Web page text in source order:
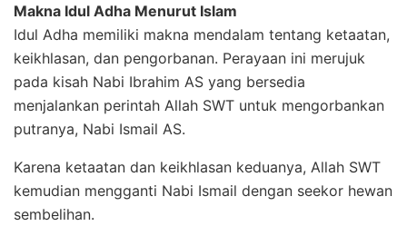
Makna Idul Adha Menurut Islam
Idul Adha memiliki makna mendalam tentang ketaatan,
keikhlasan, dan pengorbanan. Perayaan ini merujuk
pada kisah Nabi Ibrahim AS yang bersedia
menjalankan perintah Allah SWT untuk mengorbankan
putranya, Nabi Ismail AS.
Karena ketaatan dan keikhlasan keduanya, Allah SWT
kemudian mengganti Nabi Ismail dengan seekor hewan
sembelihan.